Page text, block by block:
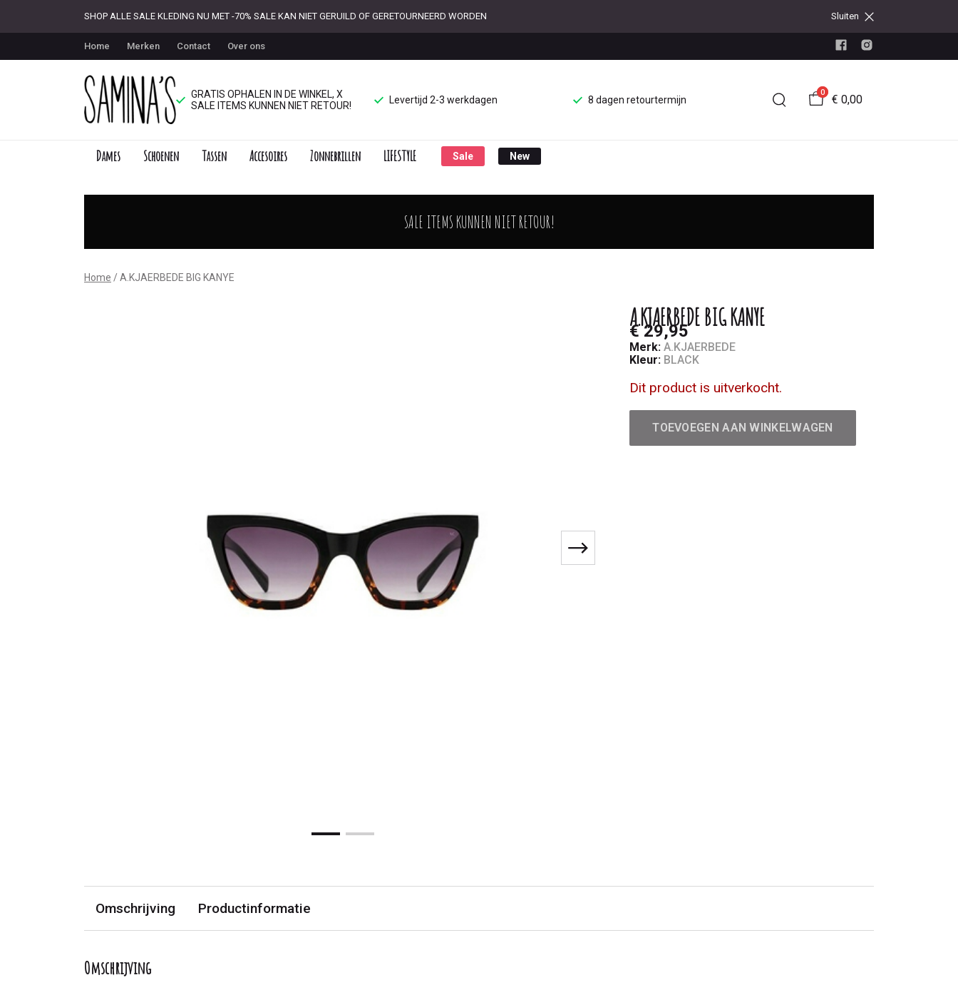
SHOP ALLE SALE KLEDING NU MET -70% SALE KAN NIET GERUILD OF GERETOURNEERD WORDEN Sluiten
Home Merken Contact Over ons
GRATIS OPHALEN IN DE WINKEL, X
SALE ITEMS KUNNEN NIET RETOUR!
Levertijd 2-3 werkdagen 8 dagen retourtermijn
0
€ 0,00
Dames Schoenen Tassen Accesoires Zonnebrillen LIFESTYLE Sale New
SALE ITEMS KUNNEN NIET RETOUR!
Home A.KJAERBEDE BIG KANYE
A.KJAERBEDE BIG KANYE
€ 29,95
Merk: A.KJAERBEDE
Kleur: BLACK
Dit product is uitverkocht.
TOEVOEGEN AAN WINKELWAGEN
Omschrijving Productinformatie
Omschrijving